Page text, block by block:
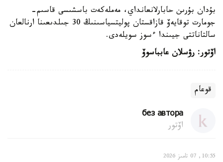
بۇدان بۇرىن حابارلانعانداي، مەملەكەت باسشىسى قاسىم-
جومارت توقايەۆ قازاقستان پوليتسياسىنىڭ 30 جىلدىعىنا ارنالعان
سالتاناتتى جيىندا ءسوز سويلەدى.
اۆتور: رۋسلان عابباسوۆ
قوعام
без автора
اۆتور
10:55, 07 تامىز 2026